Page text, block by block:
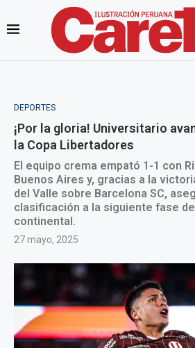
DEPORTES
¡Por la gloria! Universitario
la Copa Libertadores
El equipo crema empató 1-1 con
Buenos Aires y, gracias a la
del Valle sobre Barcelona SC,
clasificación a la siguiente fase
continental.
27 mayo, 2025